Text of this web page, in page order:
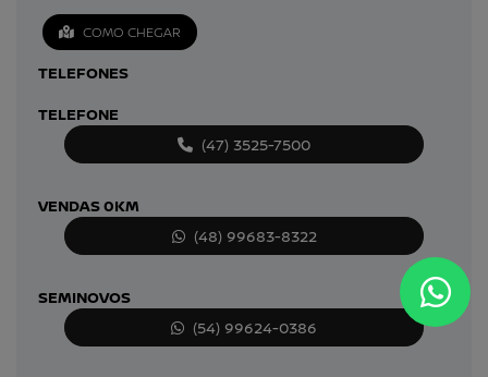
COMO CHEGAR
TELEFONES
TELEFONE
(47) 3525-7500
VENDAS 0KM
(48) 99683-8322
SEMINOVOS
(54) 99624-0386